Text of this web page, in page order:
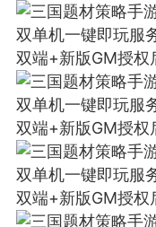
更新
排行